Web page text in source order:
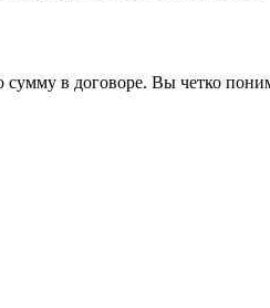
в договоре. Вы четко